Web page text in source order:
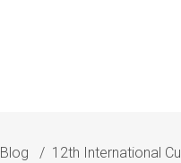
Blog / 12th International